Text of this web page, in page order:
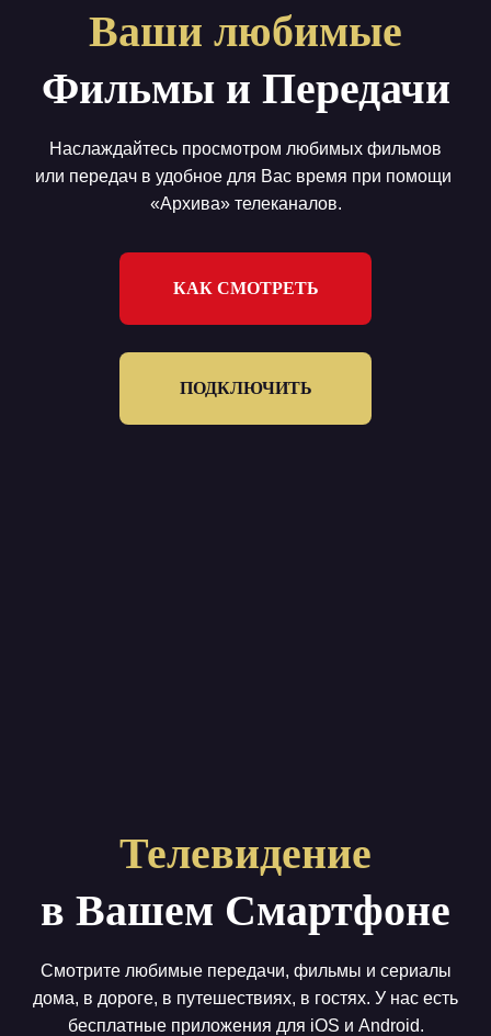
Ваши любимые
Фильмы и Передачи
Наслаждайтесь просмотром любимых фильмов
или передач в удобное для Вас время при помощи
«Архива» телеканалов.
КАК СМОТРЕТЬ
ПОДКЛЮЧИТЬ
Телевидение
в Вашем Смартфоне
Смотрите любимые передачи, фильмы и сериалы
дома, в дороге, в путешествиях, в гостях. У нас есть
бесплатные приложения для iOS и Android.